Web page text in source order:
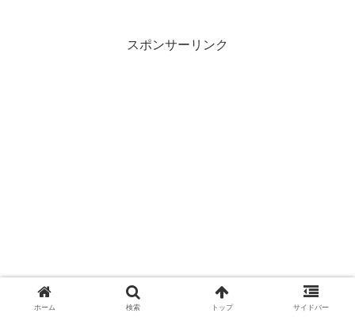
スポンサーリンク
ホーム 検索 トップ サイドバー